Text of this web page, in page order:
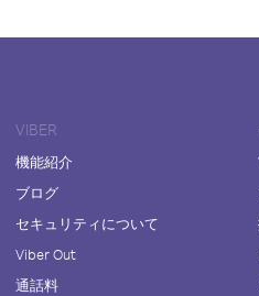
VIBER
機能紹介
ブログ
セキュリティについて
Viber Out
通話料